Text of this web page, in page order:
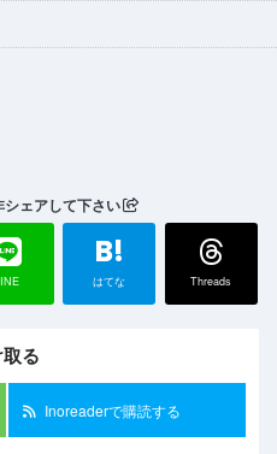
ェアして下さい
B!
はてな Threads
る
Inoreaderで購読する